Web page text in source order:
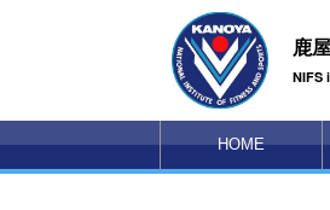
鹿
NIFS
HOME